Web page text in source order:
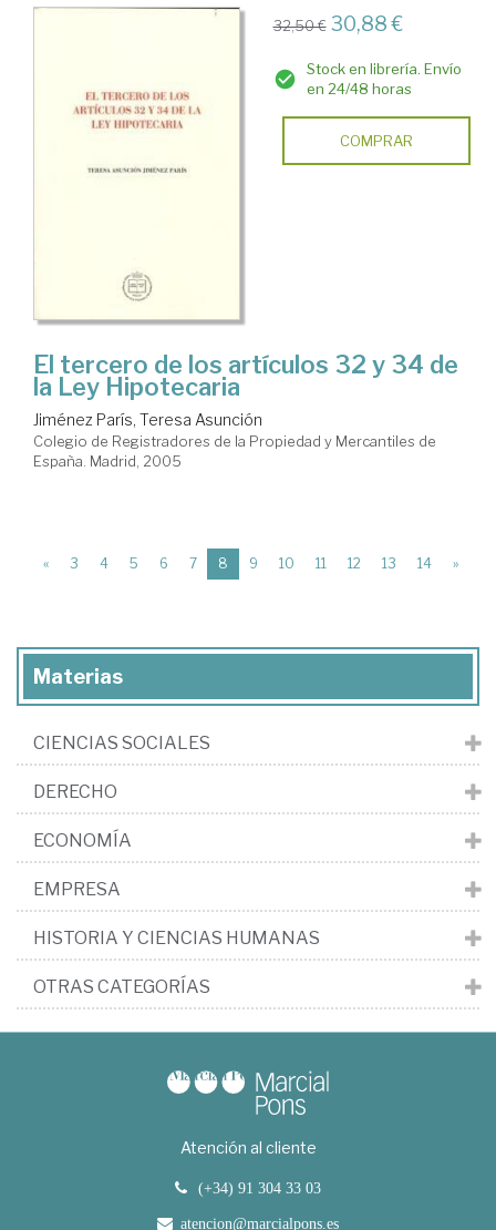
32,50 € 30,88 €
Stock en librería. Envío
en 24/48 horas
COMPRAR
El tercero de los artículos 32 y 34 de
la Ley Hipotecaria
Jiménez París, Teresa Asunción
Colegio de Registradores de la Propiedad y Mercantiles de
España. Madrid, 2005
« 3 4 5 6 7 8 (current)
9 10 11 12 13 14 »
Materias
CIENCIAS SOCIALES
DERECHO
ECONOMÍA
EMPRESA
HISTORIA Y CIENCIAS HUMANAS
OTRAS CATEGORÍAS
Atención al cliente
(+34) 91 304 33 03
atencion@marcialpons.es